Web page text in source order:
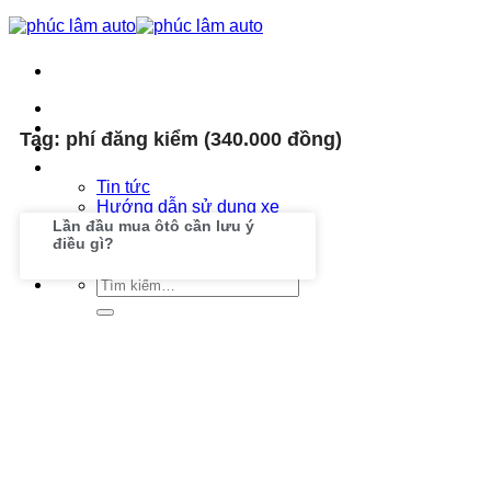
Phúc Lâm Auto
Bảng giá ô tô 2026
Tin tức
Hướng dẫn sử dụng xe
Hướng dẫn lái xe an toàn
Liên hệ
Tag: phí đăng kiểm (340.000 đồng)
Lần đầu mua ôtô cần lưu ý
điều gì?